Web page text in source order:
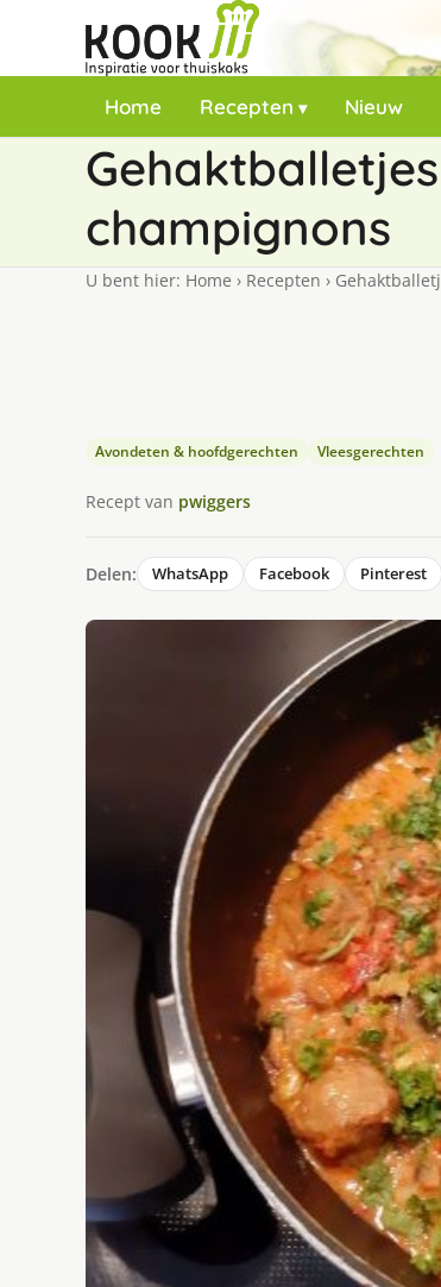
Home Recepten Nieuw
champignons
U bent hier: Home › Recepten ›
Avondeten & hoofdgerechten Vleesgerechten
Recept van pwiggers
Delen: WhatsApp Facebook Pinterest